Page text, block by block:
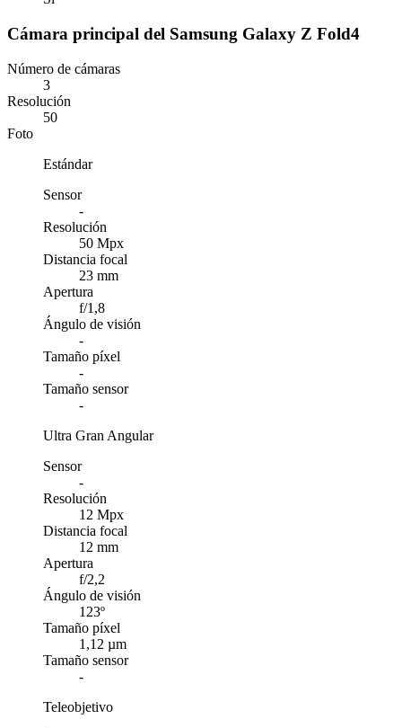
Cámara principal del Samsung Galaxy Z Fold4
Número de cámaras
3
Resolución
50
Foto
Estándar
Sensor
-
Resolución
50 Mpx
Distancia focal
23 mm
Apertura
f/1,8
Ángulo de visión
-
Tamaño píxel
-
Tamaño sensor
-
Ultra Gran Angular
Sensor
-
Resolución
12 Mpx
Distancia focal
12 mm
Apertura
f/2,2
Ángulo de visión
123º
Tamaño píxel
1,12 µm
Tamaño sensor
-
Teleobjetivo